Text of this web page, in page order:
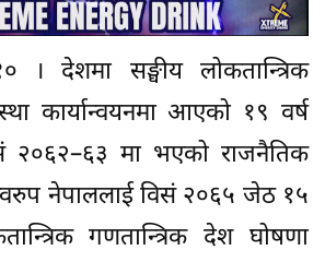
देशमा सङ्घीय लोकतान्त्रिक
कार्यान्वयनमा आएको १९ वर्ष
मा भएको राजनैतिक
नेपाललाई विसं २०६५ जेठ १५
गणतान्त्रिक देश घोषणा